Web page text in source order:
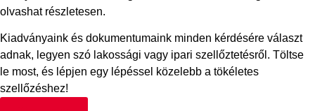
olvashat részletesen.
Kiadványaink és dokumentumaink minden kérdésére választ
adnak, legyen szó lakossági vagy ipari szellőztetésről. Töltse
le most, és lépjen egy lépéssel közelebb a tökéletes
szellőzéshez!